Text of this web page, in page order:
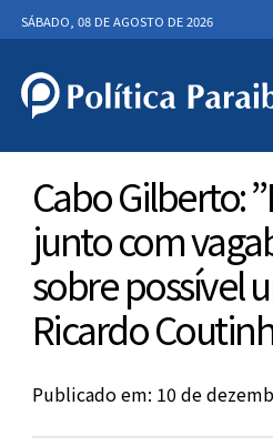
SÁBADO, 08 DE AGOSTO DE 2026
Cabo Gilberto:
junto com
sobre possível
Ricardo
Publicado em: 10 de